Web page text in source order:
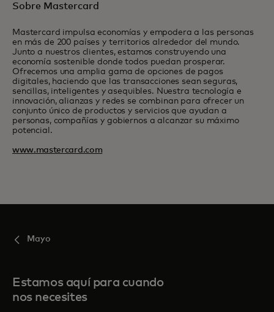
Sobre Mastercard
Mastercard impulsa economías y empodera a las personas
en más de 200 países y territorios alrededor del mundo.
Junto a nuestros clientes, estamos construyendo una
economía sostenible donde todos puedan prosperar.
Ofrecemos una amplia gama de opciones de pagos
digitales, haciendo que las transacciones sean seguras,
sencillas, inteligentes y asequibles. Nuestra tecnología e
innovación, alianzas y redes se combinan para ofrecer un
conjunto único de productos y servicios que ayudan a
personas, compañías y gobiernos a alcanzar su máximo
potencial.
www.mastercard.com
Mayo
Estamos aquí para cuando
nos necesites